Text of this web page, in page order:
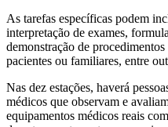
As tarefas específicas podem
interpretação de exames,
demonstração de
pacientes ou familiares, entre
Nas dez estações, haverá
médicos que observam e
equipamentos médicos reais